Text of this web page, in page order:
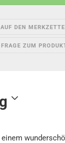
AUF DEN
FRAGE ZUM